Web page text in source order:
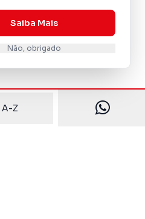
Saiba Mais
Não, obrigado
A-Z